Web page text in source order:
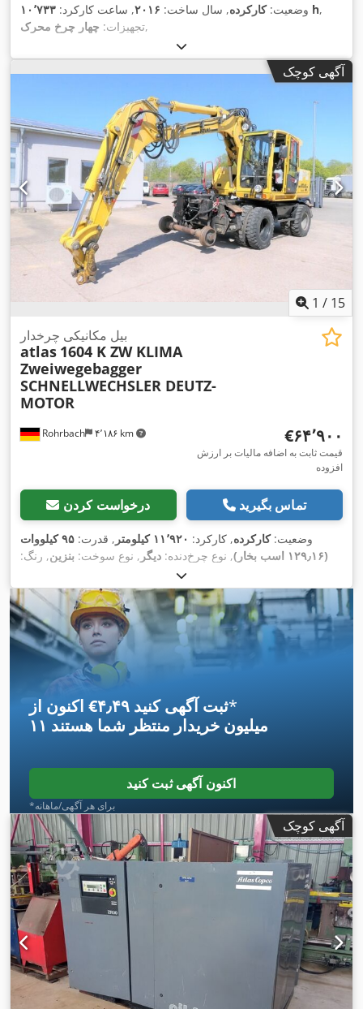
وضعیت:کارکرده, سال ساخت: ۲۰۱۶, ساعت کارکرد: ۱۰٬۷۳۳ h,
تجهیزات: چهار چرخ محرک ,
آگهی کوچک
1 / 15
Rohrbach ۴٬۱۸۶ km
بیل مکانیکی چرخدار
atlas 1604 K ZW KLIMA
Zweiwegebagger
SCHNELLWECHSLER DEUTZ-
MOTOR
‎€۶۴٬۹۰۰
قیمت ثابت به اضافه مالیات بر ارزش
افزوده
درخواست کردن تماس بگیرید
وضعیت:کارکرده, کارکرد: ۱۱٬۹۲۰ کیلومتر , قدرت:
۹۵ کیلووات
(۱۲۹٫۱۶ اسب بخار)
, نوع چرخ‌دنده: دیگر , نوع سوخت: بنزین, رنگ:
, وزن خالی:
وزن بار:۱٬۱۸۴ کیلوگرم , تعداد صندلی‌ها:۱, ثبت‌نام اولیه:۰۲/۲۰۱۳,
کلاس انتشار:هیچ, سیستم تعلیق:دیگر, سال ساخت:۲۰۱۳, ساعت
کارکرد:۱۱٬۹۲۰ h , طول کل:۷٬۷۰۰ میلی‌متر , کابین راننده: دیگر,
ارتفاع سازه:
۴٬۰۰۰ میلی‌متر , تجهیزات: اتصال یدک‌کش, بخاری
پارکینگ, تهویه مطبوع,
اکنون از ‎€۴٫۴۹ ثبت آگهی کنید*
۱۱ میلیون خریدار منتظر شما هستند
اکنون آگهی ثبت کنید
*برای هر آگهی/ماهانه
آگهی کوچک